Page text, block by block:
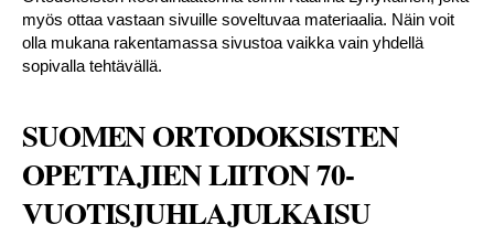
myös ottaa vastaan sivuille soveltuvaa materiaalia. Näin voit
olla mukana rakentamassa sivustoa vaikka vain yhdellä
sopivalla tehtävällä.
SUOMEN ORTODOKSISTEN
OPETTAJIEN LIITON 70-
VUOTISJUHLAJULKAISU